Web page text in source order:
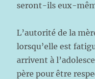
seront-ils eux-
L’autorité de la
lorsqu’elle est
arrivent à
père pour être